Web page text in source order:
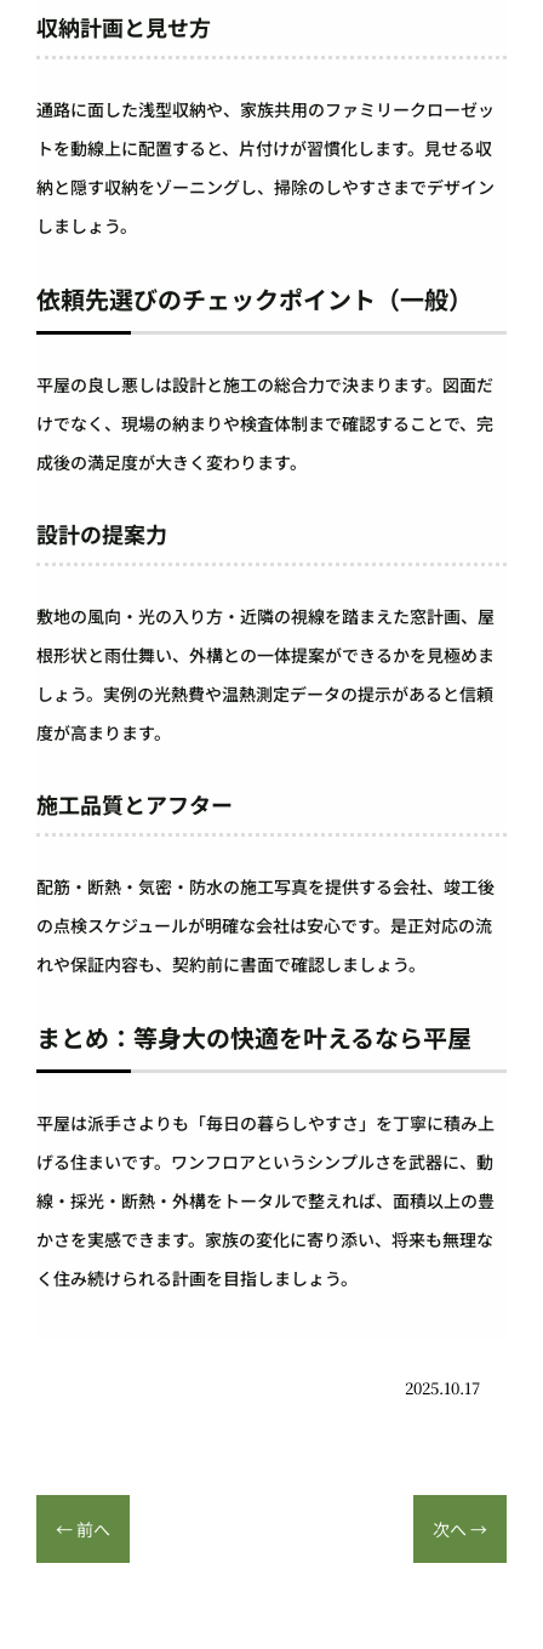
収納計画と見せ方
通路に面した浅型収納や、家族共用のファミリークローゼッ
トを動線上に配置すると、片付けが習慣化します。見せる収
納と隠す収納をゾーニングし、掃除のしやすさまでデザイン
しましょう。
依頼先選びのチェックポイント（一般）
平屋の良し悪しは設計と施工の総合力で決まります。図面だ
けでなく、現場の納まりや検査体制まで確認することで、完
成後の満足度が大きく変わります。
設計の提案力
敷地の風向・光の入り方・近隣の視線を踏まえた窓計画、屋
根形状と雨仕舞い、外構との一体提案ができるかを見極めま
しょう。実例の光熱費や温熱測定データの提示があると信頼
度が高まります。
施工品質とアフター
配筋・断熱・気密・防水の施工写真を提供する会社、竣工後
の点検スケジュールが明確な会社は安心です。是正対応の流
れや保証内容も、契約前に書面で確認しましょう。
まとめ：等身大の快適を叶えるなら平屋
平屋は派手さよりも「毎日の暮らしやすさ」を丁寧に積み上
げる住まいです。ワンフロアというシンプルさを武器に、動
線・採光・断熱・外構をトータルで整えれば、面積以上の豊
かさを実感できます。家族の変化に寄り添い、将来も無理な
く住み続けられる計画を目指しましょう。
2025.10.17
←前へ 次へ →